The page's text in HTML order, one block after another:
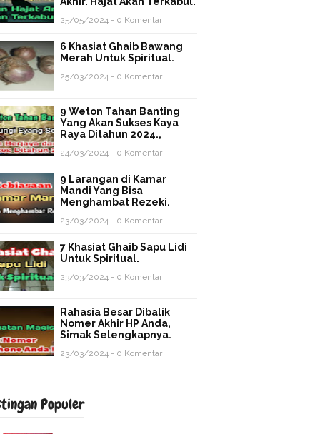
25/05/2024 - 0 Komentar
6 Khasiat Ghaib Bawang
Merah Untuk Spiritual.
25/03/2024 - 0 Komentar
9 Weton Tahan Banting
Yang Akan Sukses Kaya
Raya Ditahun 2024.,
24/03/2024 - 0 Komentar
9 Larangan di Kamar
Mandi Yang Bisa
Menghambat Rezeki.
23/03/2024 - 0 Komentar
7 Khasiat Ghaib Sapu Lidi
Untuk Spiritual.
23/03/2024 - 0 Komentar
Rahasia Besar Dibalik
Nomer Akhir HP Anda,
Simak Selengkapnya.
23/03/2024 - 0 Komentar
Populer